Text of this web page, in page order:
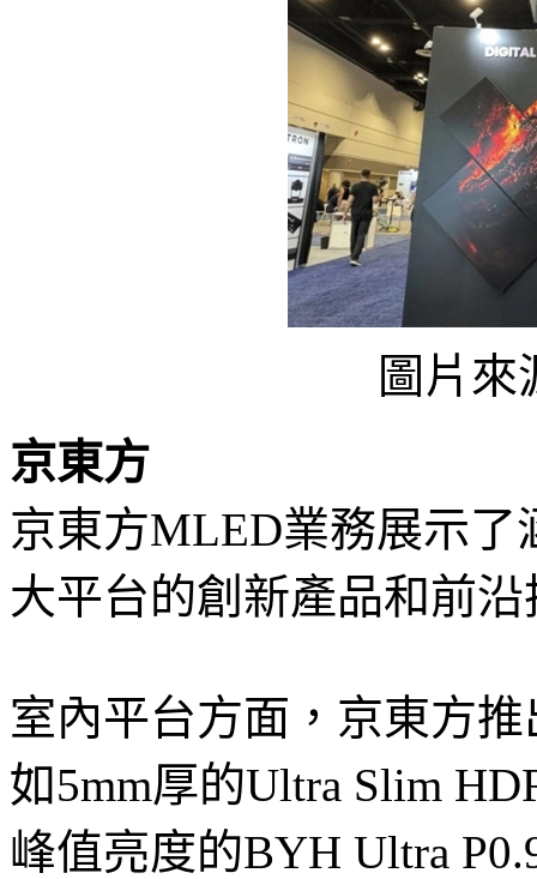
圖片來
京東方
京東方MLED業務展示
大平台的創新產品和前沿
室內平台方面，京東方
如5mm厚的Ultra Slim
峰值亮度的BYH Ultra